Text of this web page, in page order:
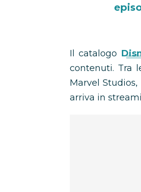
Il catalogo
contenuti. Tra
Marvel Studios,
arriva in